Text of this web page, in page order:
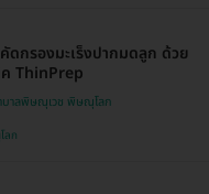
ดกรองมะเร็งปากมดลูก ด้วย
ThinPrep
บาลพิษณุเวช พิษณุโลก
ลก